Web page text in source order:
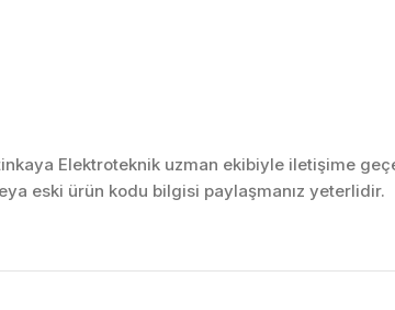
Elektroteknik uzman ekibiyle iletişime
eski ürün kodu bilgisi paylaşmanız yeterlidir.